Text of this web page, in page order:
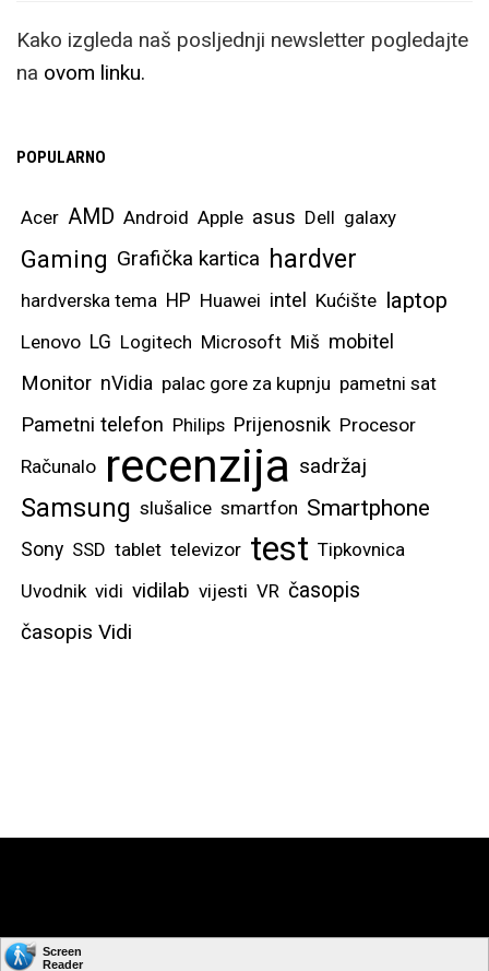
Kako izgleda naš posljednji newsletter pogledajte
na ovom linku.
POPULARNO
Acer AMD Android Apple asus Dell galaxy
Gaming Grafička kartica hardver
hardverska tema HP Huawei intel Kućište laptop
Lenovo LG Logitech Microsoft Miš mobitel
Monitor nVidia palac gore za kupnju pametni sat
Pametni telefon Philips Prijenosnik Procesor
Računalo recenzija sadržaj
Samsung slušalice smartfon Smartphone
Sony SSD tablet televizor test Tipkovnica
Uvodnik vidi vidilab vijesti VR časopis
časopis Vidi